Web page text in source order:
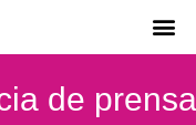
de prensa